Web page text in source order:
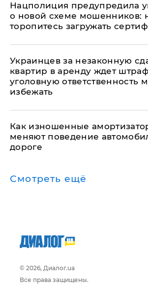
Нацполиция предупредила
о новой схеме мошенников:
торопитесь загружать
Украинцев за незаконную
квартир в аренду ждет
уголовную ответственность
избежать
Как изношенные
меняют поведение
дороге
Смотреть ещё
© 2026, Диалог.ua
Все права защищены.